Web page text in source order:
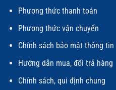
Phương thức thanh toán
Phương thức vận chuyển
Chính sách bảo mật thông tin
Hướng dẫn mua, đổi trả hàng
Chính sách, qui định chung